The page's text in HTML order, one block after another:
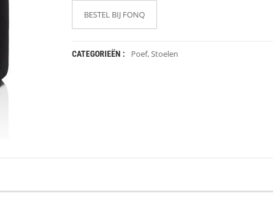
BESTEL BIJ FONQ
CATEGORIEËN : Poef,Stoelen